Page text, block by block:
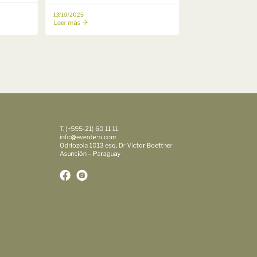
13/10/2025
Leer más
T. (+595-21) 60 11 11
info@everdem.com
Odriozola 1013 esq. Dr Victor Boettner
Asunción – Paraguay